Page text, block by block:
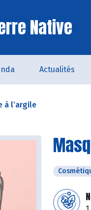
Native
Actualités
à l’argile